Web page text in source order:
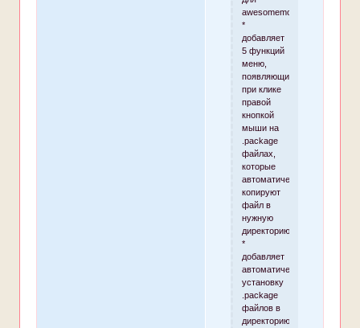
awesomemod.
*
добавляет
5 функций
меню,
появляющихся
при клике
правой
кнопкой
мыши на
.package
файлах,
которые
автоматически
копируют
файл в
нужную
директорию.
*
добавляет
автоматическую
установку
.package
файлов в
директорию